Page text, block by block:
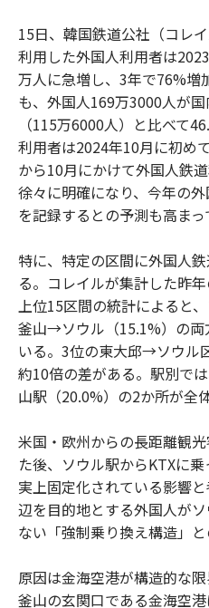
15日、韓国鉄道公社（コレ
利用した外国人利用者は
万人に急増し、3年で76%増
も、外国人169万3000人が
（115万6000人）と比べて
利用者は2024年10月に初め
から10月にかけて外国人鉄
徐々に明確になり、今年の
を記録するとの予測も高まっ
特に、特定の区間に外国人
る。コレイルが集計した昨
上位15区間の統計によると
釜山→ソウル（15.1%）の両
いる。3位の東大邱→ソウル
約10倍の差がある。駅別で
山駅（20.0%）の2か所が全
米国・欧州からの長距離観
た後、ソウル駅からKTXに
実上固定化されている影響
辺を目的地とする外国人が
ない「強制乗り換え構造」と
原因は金海空港が構造的な
釜山の玄関口である金海空